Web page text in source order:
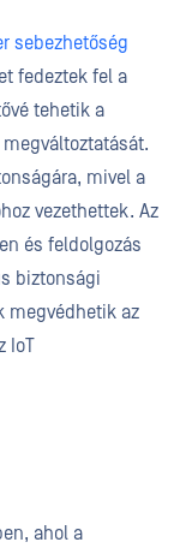
sebezhetőség
fedeztek fel a
tehetik a
mivel a
vezethettek. Az
és feldolgozás
biztonsági
megvédhetik az
IoT
ahol a